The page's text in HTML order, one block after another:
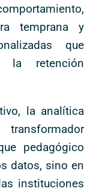
temprana y
que
la retención
la analítica
pedagógico
datos, sino en
instituciones